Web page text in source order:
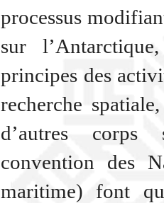
processus
sur
principes des
recherche
d’autres
convention des
maritime) font